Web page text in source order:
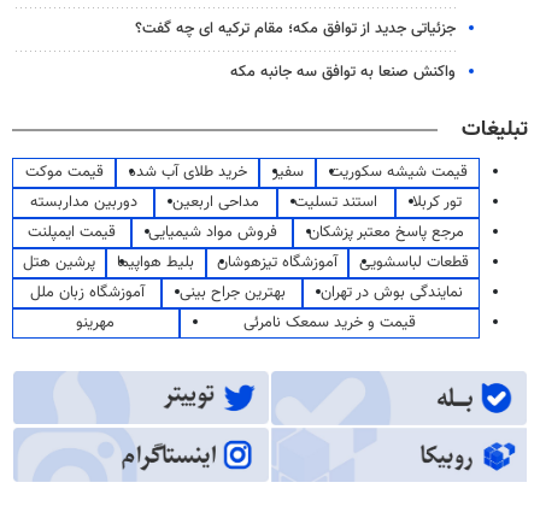
جزئیاتی جدید از توافق مکه؛ مقام ترکیه ای چه گفت؟
واکنش صنعا به توافق سه جانبه مکه
تبلیغات
قیمت شیشه سکوریت سفیر خرید طلای آب شده
قیمت موکت
تور کربلا
استند تسلیت مداحی اربعین
دوربین مداربسته
مرجع پاسخ معتبر پزشکان
فروش مواد شیمیایی
قیمت ایمپلنت
قطعات لباسشویی
آموزشگاه تیزهوشان بلیط هواپیما
پرشین هتل
نمایندگی بوش در تهران
بهترین جراح بینی
آموزشگاه زبان ملل
قیمت و خرید سمعک نامرئی
مهرینو